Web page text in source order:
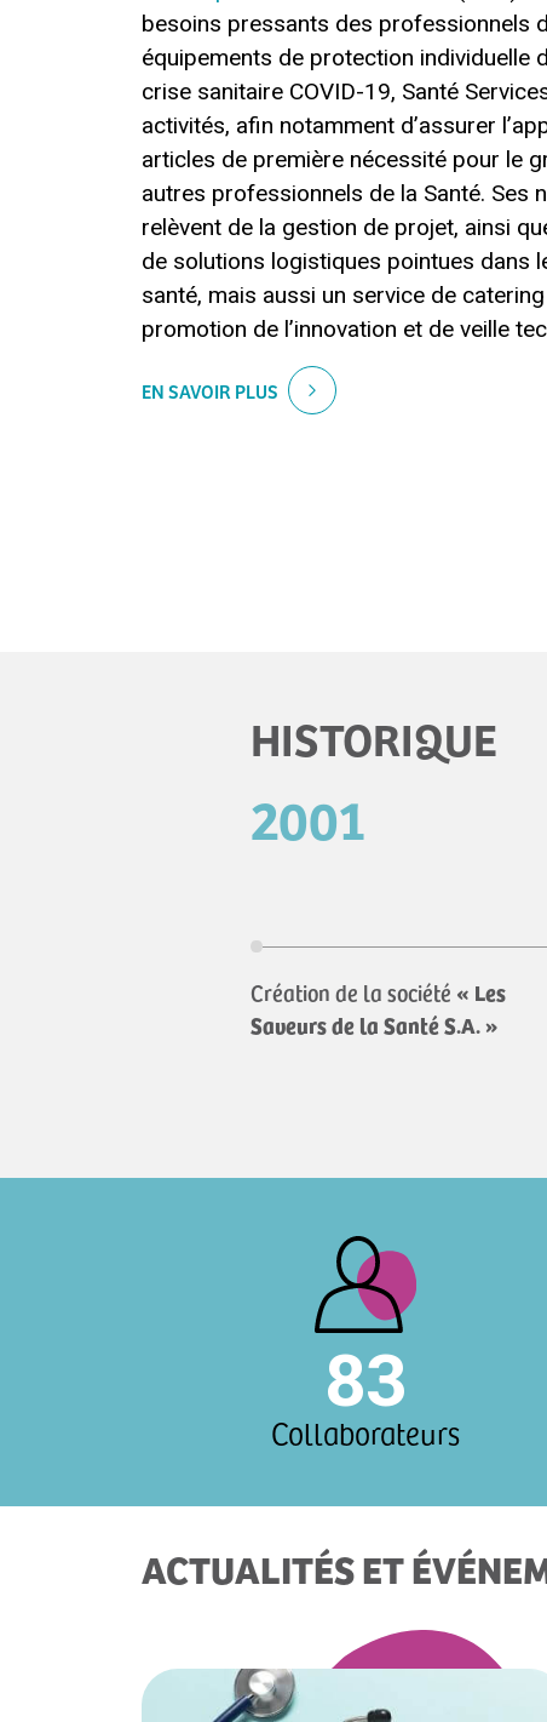
besoins pressants des professionnels
équipements de protection individuelle
crise sanitaire COVID-19, Santé
activités, afin notamment d’assurer
articles de première nécessité pour le
autres professionnels de la Santé. Ses
relèvent de la gestion de projet, ainsi
de solutions logistiques pointues dans
santé, mais aussi un service de
promotion de l’innovation et de veille
EN SAVOIR PLUS
HISTORIQUE
2001
Création de la société « Les
Saveurs de la Santé S.A. »
83
Collaborateurs
ACTUALITÉS ET